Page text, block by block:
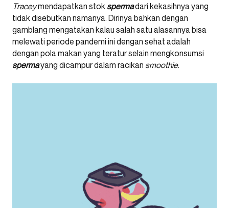
Traceymendapatkan stok spermadari kekasihnya yang
tidak disebutkan namanya. Dirinya bahkan dengan
gamblang mengatakan kalau salah satu alasannya bisa
melewati periode pandemi ini dengan sehat adalah
dengan pola makan yang teratur selain mengkonsumsi
spermayang dicampur dalam racikan smoothie.